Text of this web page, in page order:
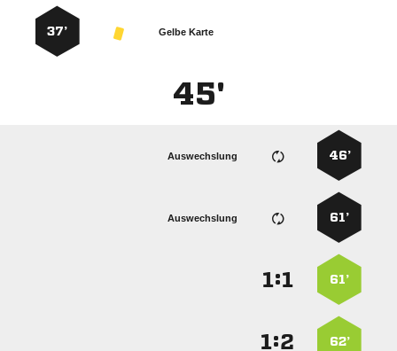
Gelbe Karte
37’
45'
46’
Auswechslung
61’
Auswechslung
61’
:
62’
: